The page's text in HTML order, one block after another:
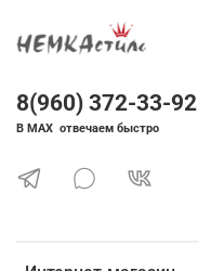
8(960) 372-33-92
В MAX отвечаем быстро